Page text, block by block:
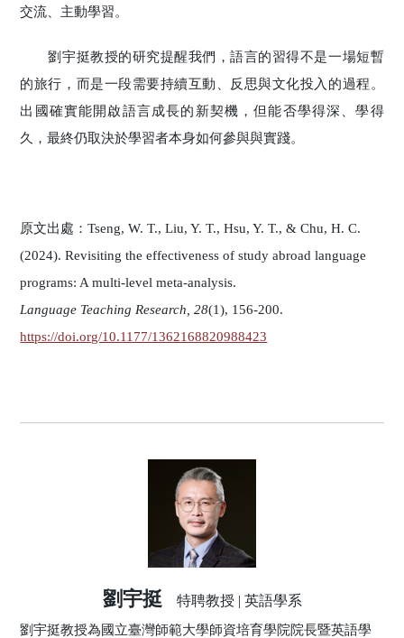
交流、主動學習。
劉宇挺教授的研究提醒我們，語言的習得不是一場短暫
的旅行，而是一段需要持續互動、反思與文化投入的過程。
出國確實能開啟語言成長的新契機，但能否學得深、學得
久，最終仍取決於學習者本身如何參與與實踐。
原文出處：Tseng, W. T., Liu, Y. T., Hsu, Y. T., & Chu, H. C.
(2024). Revisiting the effectiveness of study abroad language
programs: A multi-level meta-analysis.
Language Teaching Research, 28(1), 156-200.
https://doi.org/10.1177/1362168820988423
劉宇挺 特聘教授 | 英語學系
劉宇挺教授為國立臺灣師範大學師資培育學院院長暨英語學